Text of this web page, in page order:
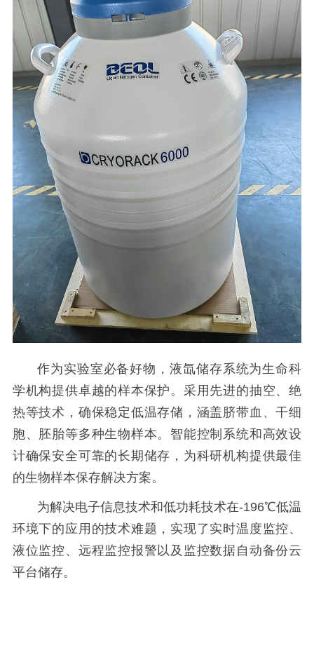
作为实验室必备好物，液氙储存系统为生命科
学机构提供卓越的样本保护。采用先进的抽空、绝
热等技术，确保稳定低温存储，涵盖脐带血、干细
胞、胚胎等多种生物样本。智能控制系统和高效设
计确保安全可靠的长期储存，为科研机构提供最佳
的生物样本保存解决方案。
为解决电子信息技术和低功耗技术在-196℃低温
环境下的应用的技术难题，实现了实时温度监控、
液位监控、远程监控报警以及监控数据自动备份云
平台储存。